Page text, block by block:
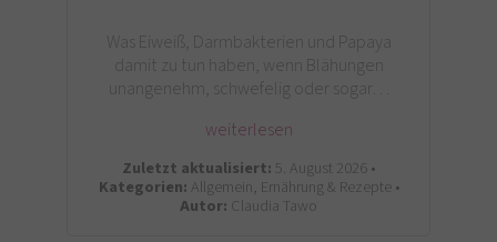
Was Eiweiß, Darmbakterien und Papaya
damit zu tun haben, wenn Blähungen
unangenehm, schwefelig oder sogar…
weiterlesen
Zuletzt aktualisiert: 5. August 2026 •
Kategorien: Allgemein, Ernährung & Rezepte •
Autor: Claudia Tawo